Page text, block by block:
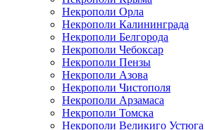
Некрополи Орла
Некрополи Калининграда
Некрополи Белгорода
Некрополи Чебоксар
Некрополи Пензы
Некрополи Азова
Некрополи Чистополя
Некрополи Арзамаса
Некрополи Томска
Некрополи Великиго Устюга